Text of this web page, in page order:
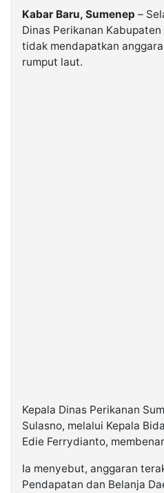
Kabarbaru.co
Kabar Baru, Sumenep –
Dinas Perikanan
tidak mendapatkan
rumput laut.
Kepala Dinas Perikanan
Sulasno, melalui Kepala
Edie Ferrydianto,
Ia menyebut, anggaran
Pendapatan dan Belanja